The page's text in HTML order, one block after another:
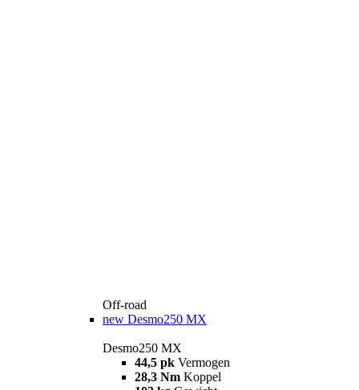
Off-road
new Desmo250 MX
Desmo250 MX
44,5 pk Vermogen
28,3 Nm Koppel